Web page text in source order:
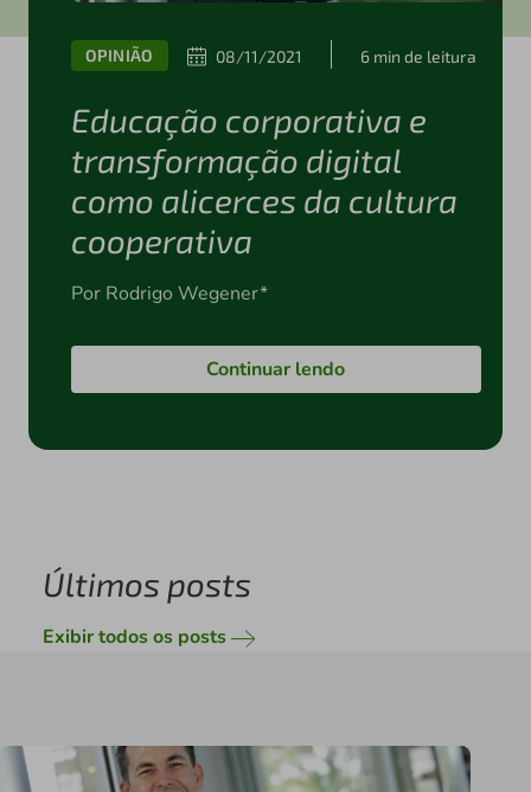
OPINIÃO 08/11/2021 6 min de leitura
Educação corporativa e
transformação digital
como alicerces da cultura
cooperativa
Por Rodrigo Wegener*
Continuar lendo
Últimos posts
Exibir todos os posts